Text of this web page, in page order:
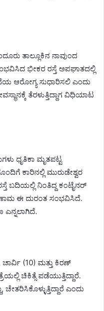
ತಾಲ್ಲೂಕಿನ ನಾವುಂದ
ಭೀಕರ ರಸ್ತೆ ಅಪಘಾತದಲ್ಲಿ
ಆರೋಗ್ಯ ಸುಧಾರಿಸಲಿ ಎಂದು
ತೆರಳುತ್ತಿದ್ದಾಗ ವಿಧಿಯಾಟ
ಧೃತಿಕಾ ಮೃತಪಟ್ಟ
ಕಾರಿನಲ್ಲಿ ಮುರುಡೇಶ್ವರ
ರಸ್ತೆ ಬದಿಯಲ್ಲಿ ನಿಂತಿದ್ದ ಕಂಟೈನರ್
ಈ ದುರಂತ ಸಂಭವಿಸಿದೆ.
ಎನ್ನಲಾಗಿದೆ.
(10) ಮತ್ತು ಕಿರಣ್
ಚಿಕಿತ್ಸೆ ಪಡೆಯುತ್ತಿದ್ದಾರೆ.
ಎಂದು